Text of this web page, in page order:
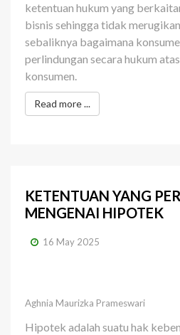
ketentuan hukum yang
bisnis sehingga tidak
sebaliknya bagaimana
perlindungan secara hukum
konsumen.
Read more ...
KETENTUAN YANG
MENGENAI HIPOTEK
16 May 2025
Aghnia Maurizka Prameswari
Hipotek adalah suatu hak